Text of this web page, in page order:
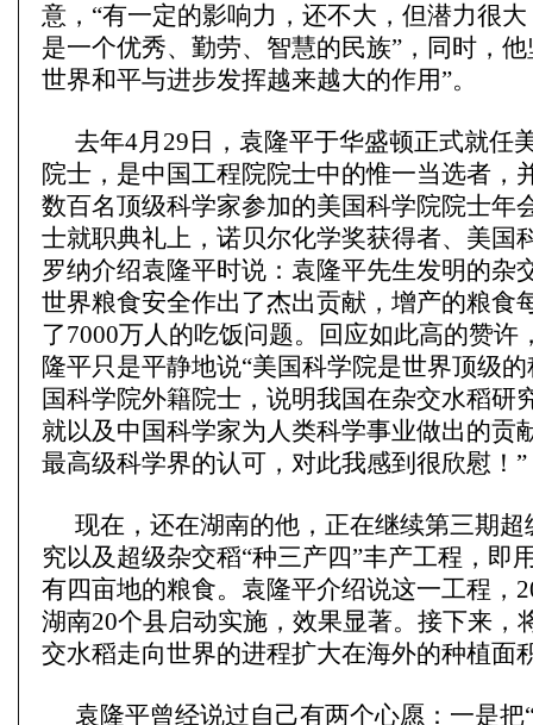
意，“有一定的影响力，还不大，但潜力很
是一个优秀、勤劳、智慧的民族”，同时，
世界和平与进步发挥越来越大的作用”。
去年4月29日，袁隆平于华盛顿正式就任
院士，是中国工程院院士中的惟一当选者，
数百名顶级科学家参加的美国科学院院士年
士就职典礼上，诺贝尔化学奖获得者、美国
罗纳介绍袁隆平时说：袁隆平先生发明的杂
世界粮食安全作出了杰出贡献，增产的粮食
了7000万人的吃饭问题。回应如此高的赞许
隆平只是平静地说“美国科学院是世界顶级
国科学院外籍院士，说明我国在杂交水稻研
就以及中国科学家为人类科学事业做出的贡
最高级科学界的认可，对此我感到很欣慰！”
现在，还在湖南的他，正在继续第三期
究以及超级杂交稻“种三产四”丰产工程，即
有四亩地的粮食。袁隆平介绍说这一工程，
湖南20个县启动实施，效果显著。接下来，
交水稻走向世界的进程扩大在海外的种植面
袁隆平曾经说过自己有两个心愿：一是把